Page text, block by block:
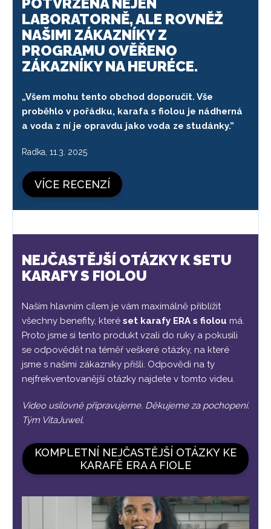
LABORATORNĚ, ALE ROVNĚŽ
NAŠIMI ZÁKAZNÍKY Z
PROGRAMU OVĚŘENO
ZÁKAZNÍKY NA HEURÉCE.
„Všem mohu tento obchod doporučit. Vše
proběhlo v pořádku, karafa s fiolou je nádherná
a voda z ní je opravdu jako voda ze studánky.”
Radka, 11.3. 2025
VÍCE RECENZÍ
NEJČASTĚJŠÍ OTÁZKY K SETU
KARAFY S FIOLOU
Naším hlavním cílem je vám maximálně přiblížit
všechny benefity, které set karafy ERA s fiolou má.
Proto jsme si tento produkt vzali do ruky a pokusili
se odpovědět na téměř veškeré otázky, na které
jsme s našimi zákazníky přišli. Odpovědi na ty
nejfrekventovanější otázky najdete v tomto videu.
Video usilovně připravujeme. Děkujeme za pochopení.
Tým VitaJuwel.
KOMPLETNÍ NEJČASTĚJŠÍ OTÁZKY KE
KARAFĚ ERA A FIOLE